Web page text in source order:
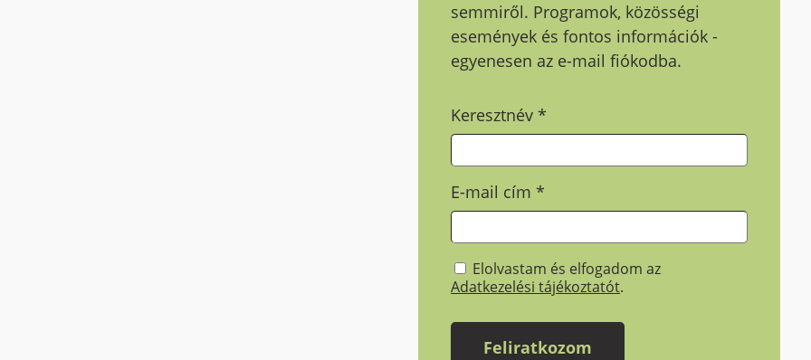
semmiről. Programok, közösségi
események és fontos információk -
egyenesen az e-mail fiókodba.
Keresztnév*
E-mail cím*
Elolvastam és elfogadom az
Adatkezelési tájékoztatót.